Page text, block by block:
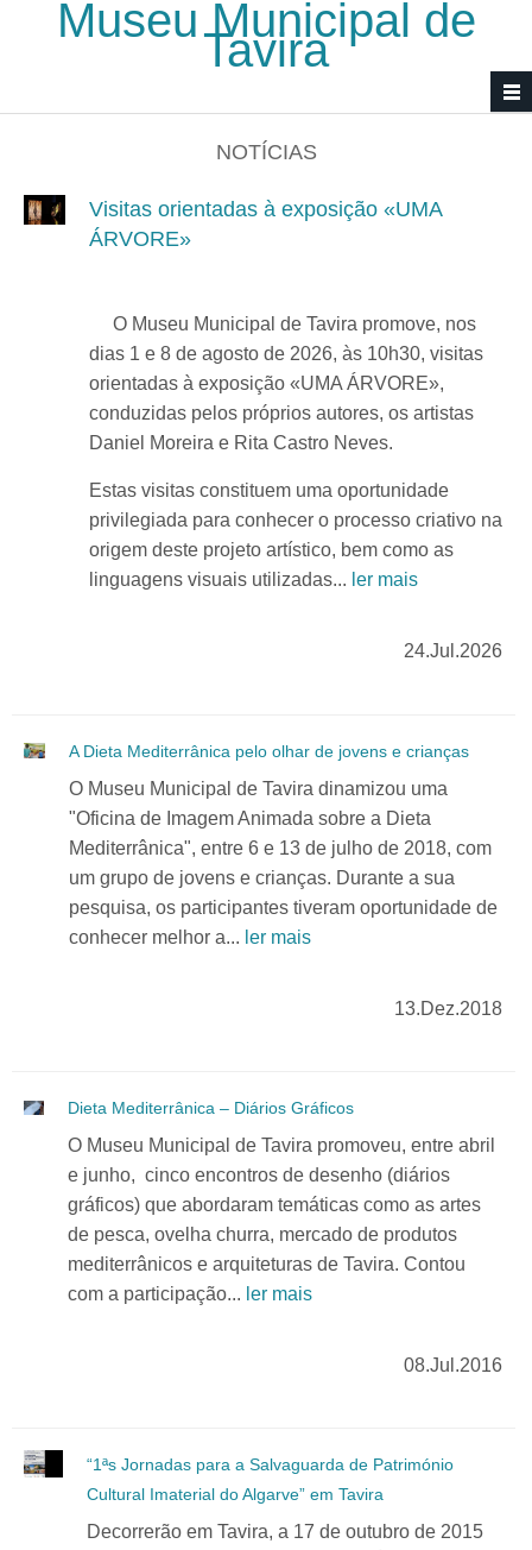
Passar para o conteúdo principal
Museu Municipal de
Tavira
NOTÍCIAS
Visitas orientadas à exposição «UMA
ÁRVORE»
O Museu Municipal de Tavira promove, nos
dias 1 e 8 de agosto de 2026, às 10h30, visitas
orientadas à exposição «UMA ÁRVORE»,
conduzidas pelos próprios autores, os artistas
Daniel Moreira e Rita Castro Neves.
Estas visitas constituem uma oportunidade
privilegiada para conhecer o processo criativo na
origem deste projeto artístico, bem como as
linguagens visuais utilizadas... ler mais
24.Jul.2026
A Dieta Mediterrânica pelo olhar de jovens e crianças
O Museu Municipal de Tavira dinamizou uma
"Oficina de Imagem Animada sobre a Dieta
Mediterrânica", entre 6 e 13 de julho de 2018, com
um grupo de jovens e crianças. Durante a sua
pesquisa, os participantes tiveram oportunidade de
conhecer melhor a... ler mais
13.Dez.2018
Dieta Mediterrânica – Diários Gráficos
O Museu Municipal de Tavira promoveu, entre abril
e junho, cinco encontros de desenho (diários
gráficos) que abordaram temáticas como as artes
de pesca, ovelha churra, mercado de produtos
mediterrânicos e arquiteturas de Tavira. Contou
com a participação... ler mais
08.Jul.2016
“1ªs Jornadas para a Salvaguarda de Património
Cultural Imaterial do Algarve” em Tavira
Decorrerão em Tavira, a 17 de outubro de 2015